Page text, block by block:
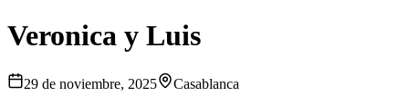
Veronica y Luis
29 de noviembre, 2025 Casablanca